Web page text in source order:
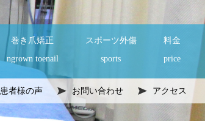
巻き爪矯正
ngrown toenail
スポーツ外傷
sports
料金
price
患者様の声 お問い合わせ アクセス